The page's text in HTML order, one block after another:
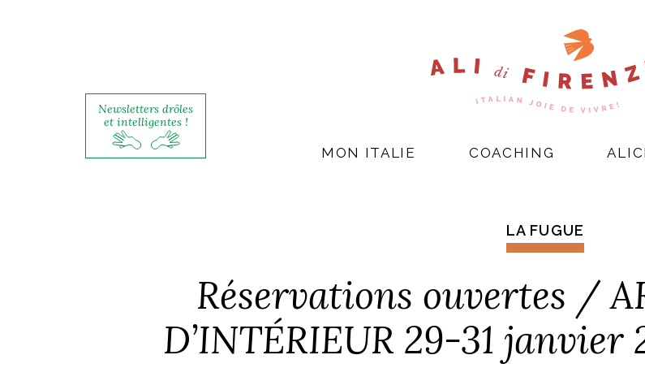
Newsletters drôles
et intelligentes !
MON ITALIE COACHING
LA FUGUE
Réservations ouvertes /
D’INTÉRIEUR 29-31 janvier